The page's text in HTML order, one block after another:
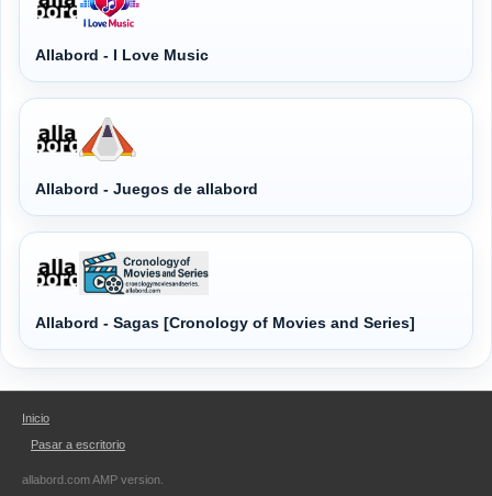
Allabord - I Love Music
Allabord - Juegos de allabord
Allabord - Sagas [Cronology of Movies and Series]
Inicio
Pasar a escritorio
allabord.com AMP version